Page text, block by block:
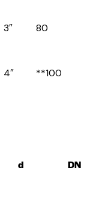
3″ 80
4″ **100
d DN